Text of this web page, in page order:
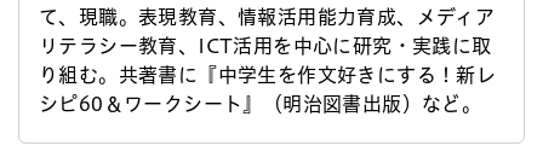
て、現職。表現教育、情報活用能力育成、メディア
リテラシー教育、ICT活用を中心に研究・実践に取
り組む。共著書に『中学生を作文好きにする！新レ
シピ60＆ワークシート』（明治図書出版）など。